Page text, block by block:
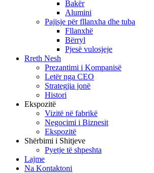
Bakër
Alumini
Pajisje për fllanxha dhe tuba
Fllanxhë
Bërryl
Pjesë vulosjeje
Rreth Nesh
Prezantimi i Kompanisë
Letër nga CEO
Strategjia jonë
Histori
Ekspozitë
Vizitë në fabrikë
Negocimi i Biznesit
Ekspozitë
Shërbimi i Shitjeve
Pyetje të shpeshta
Lajme
Na Kontaktoni